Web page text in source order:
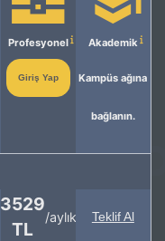
Profesyonel
Giriş Yap
Akademik
Kampüs ağına
bağlanın.
3529
TL
/aylık Teklif Al